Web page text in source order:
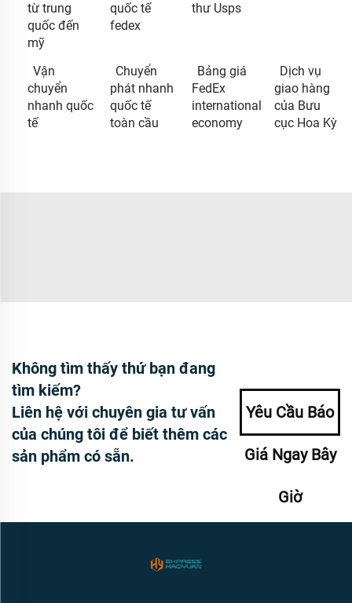
từ trung
quốc đến
mỹ
quốc tế
fedex
thư Usps
Vận
chuyển
nhanh quốc
tế
Chuyển
phát nhanh
quốc tế
toàn cầu
Bảng giá
FedEx
international
economy
Dịch vụ
giao hàng
của Bưu
cục Hoa Kỳ
Không tìm thấy thứ bạn đang
tìm kiếm?
Liên hệ với chuyên gia tư vấn
của chúng tôi để biết thêm các
sản phẩm có sẵn.
Yêu Cầu Báo
Giá Ngay Bây
Giờ